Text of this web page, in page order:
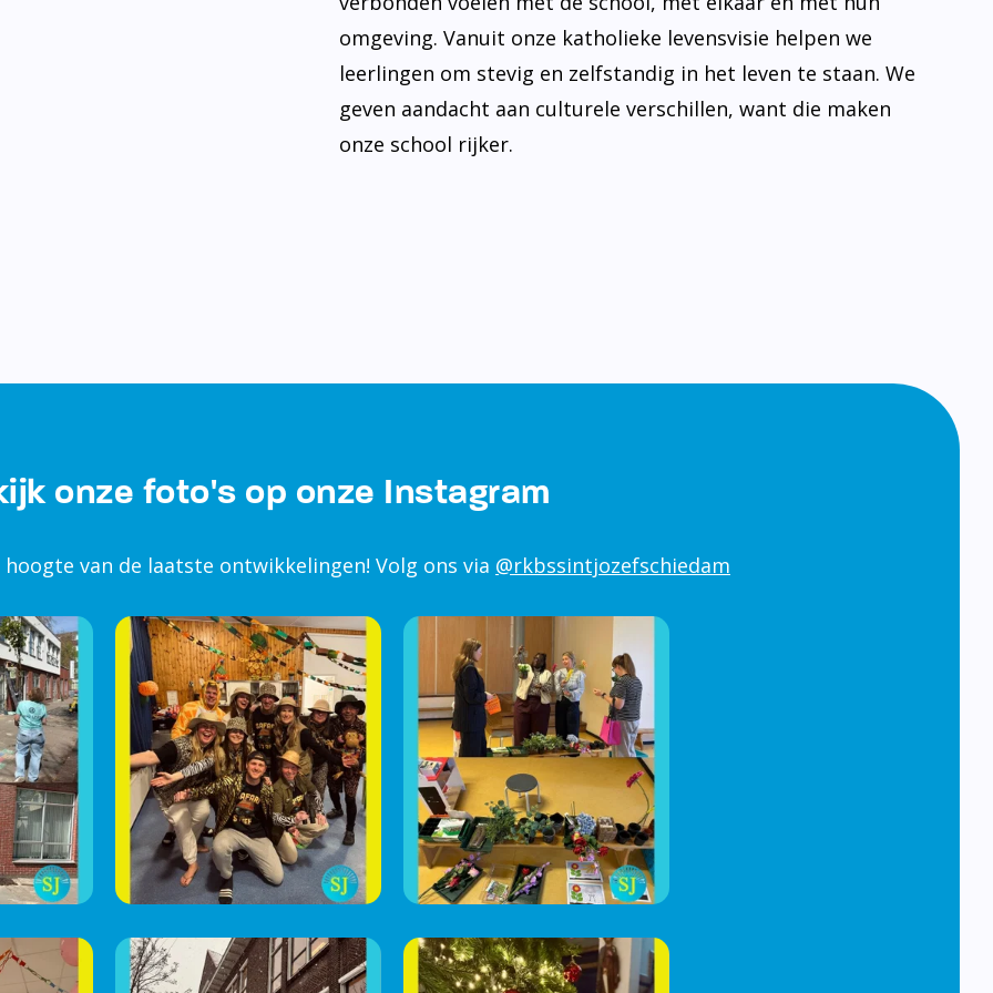
omgeving. Vanuit onze katholieke levensvisie helpen we
leerlingen om stevig en zelfstandig in het leven te staan. We
geven aandacht aan culturele verschillen, want die maken
onze school rijker.
onze foto's op onze Instagram
van de laatste ontwikkelingen! Volg ons via @rkbssintjozefschiedam